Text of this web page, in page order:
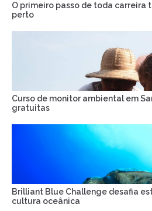
O primeiro passo de toda carreira
perto
Curso de monitor ambiental em
gratuitas
Brilliant Blue Challenge desafia
cultura oceânica